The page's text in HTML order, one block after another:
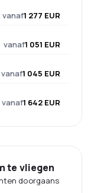
vanaf1 277 EUR
vanaf1 051 EUR
vanaf1 045 EUR
vanaf1 642 EUR
te vliegen
doorgaans